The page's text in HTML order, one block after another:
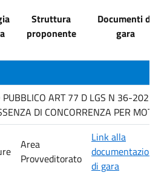
Struttura
proponente
Documenti di
gara
PUBBLICO ART 77 D LGS N 36-2023
DI CONCORRENZA PER MOTIVI
Area
Provveditorato
Link alla
documentazione
di gara